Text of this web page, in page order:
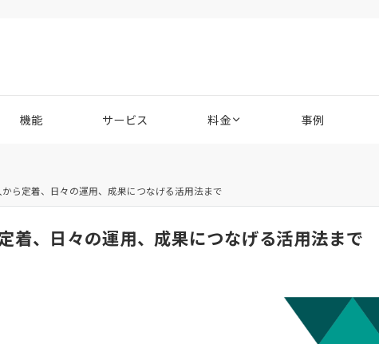
機能 サービス 料金 事例
ら定着、日々の運用、成果につなげる活用法まで
着、日々の運用、成果につなげる活用法まで